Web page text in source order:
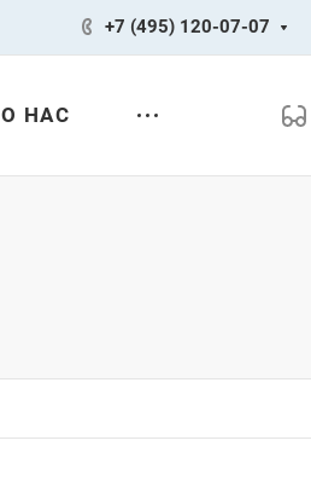
+7 (495) 120-07-07
О НАС